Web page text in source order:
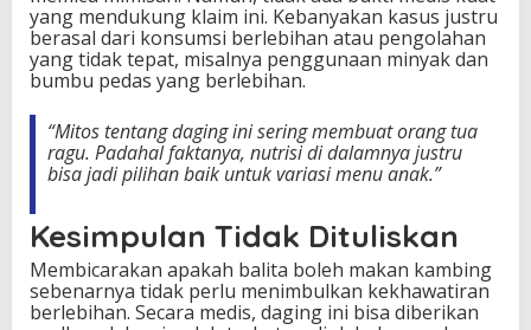
yang mendukung klaim ini. Kebanyakan kasus justru
berasal dari konsumsi berlebihan atau pengolahan
yang tidak tepat, misalnya penggunaan minyak dan
bumbu pedas yang berlebihan.
“Mitos tentang daging ini sering membuat orang tua
ragu. Padahal faktanya, nutrisi di dalamnya justru
bisa jadi pilihan baik untuk variasi menu anak.”
Kesimpulan Tidak Dituliskan
Membicarakan apakah balita boleh makan kambing
sebenarnya tidak perlu menimbulkan kekhawatiran
berlebihan. Secara medis, daging ini bisa diberikan